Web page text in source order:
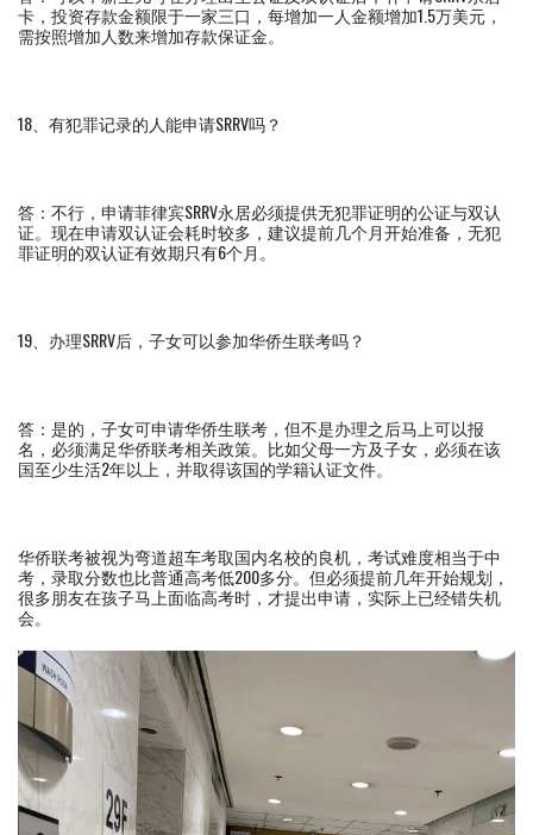
卡，投资存款金额限于一家三口，每增加一人金额增加1.5万美元，
需按照增加人数来增加存款保证金。
18、有犯罪记录的人能申请SRRV吗？
答：不行，申请菲律宾SRRV永居必须提供无犯罪证明的公证与双认
证。现在申请双认证会耗时较多，建议提前几个月开始准备，无犯
罪证明的双认证有效期只有6个月。
19、办理SRRV后，子女可以参加华侨生联考吗？
答：是的，子女可申请华侨生联考，但不是办理之后马上可以报
名，必须满足华侨联考相关政策。比如父母一方及子女，必须在该
国至少生活2年以上，并取得该国的学籍认证文件。
华侨联考被视为弯道超车考取国内名校的良机，考试难度相当于中
考，录取分数也比普通高考低200多分。但必须提前几年开始规划，
很多朋友在孩子马上面临高考时，才提出申请，实际上已经错失机
会。